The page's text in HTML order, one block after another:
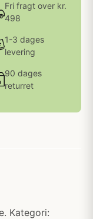
Fri fragt over kr.
498
1-3 dages
levering
90 dages
returret
Kategori: